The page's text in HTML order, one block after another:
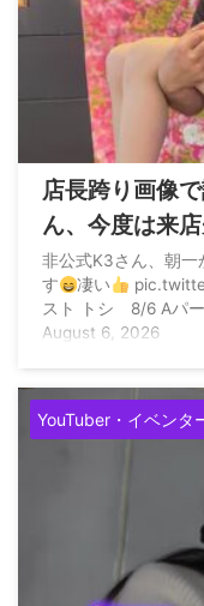
店長跨り画像
ん、今度は来
抱っこをして
非公式K3さん、朝一
す
凄い
スト トシ 8/6 Aパ
August 6, 2026
YouTuber・イベンタ